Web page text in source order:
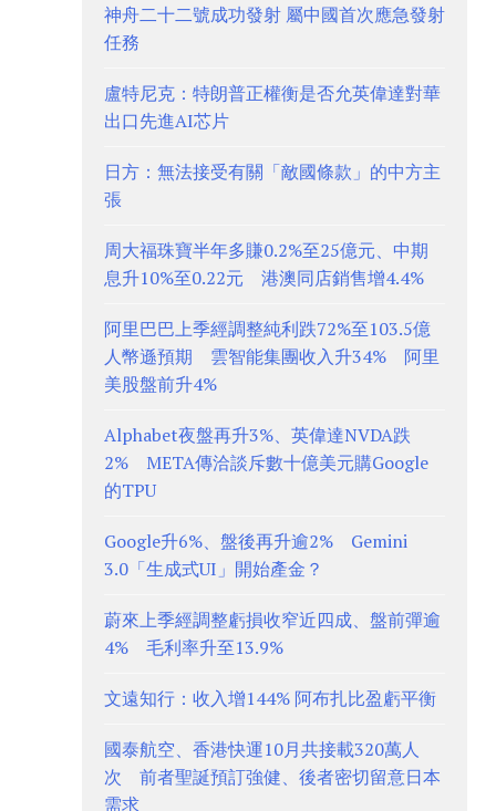
神舟二十二號成功發射 屬中國首次應急發射
任務
盧特尼克：特朗普正權衡是否允英偉達對華
出口先進AI芯片
日方：無法接受有關「敵國條款」的中方主
張
周大福珠寶半年多賺0.2%至25億元、中期
息升10%至0.22元 港澳同店銷售增4.4%
阿里巴巴上季經調整純利跌72%至103.5億
人幣遜預期 雲智能集團收入升34% 阿里
美股盤前升4%
Alphabet夜盤再升3%、英偉達NVDA跌
2% META傳洽談斥數十億美元購Google
的TPU
Google升6%、盤後再升逾2% Gemini
3.0「生成式UI」開始產金？
蔚來上季經調整虧損收窄近四成、盤前彈逾
4% 毛利率升至13.9%
文遠知行：收入增144% 阿布扎比盈虧平衡
國泰航空、香港快運10月共接載320萬人
次 前者聖誕預訂強健、後者密切留意日本
需求